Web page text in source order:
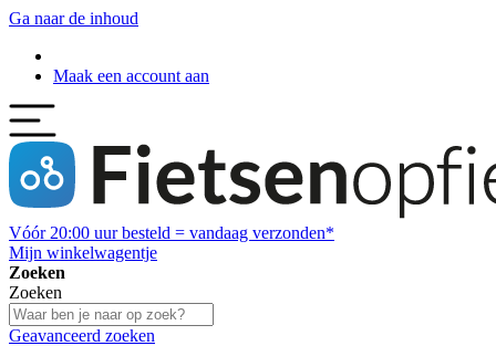
Ga naar de inhoud
Maak een account aan
Vóór 20:00 uur besteld = vandaag verzonden*
Mijn winkelwagentje
Zoeken
Zoeken
Geavanceerd zoeken